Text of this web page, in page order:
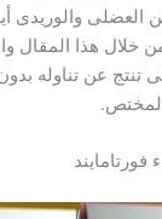
والوريدى
خلال هذا المقال
تنتج عن تناوله
فورتامايند